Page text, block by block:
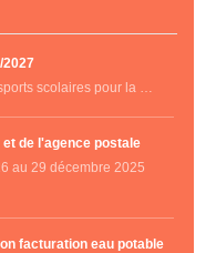
scolaires pour la …
de l'agence postale
au 29 décembre 2025
facturation eau potable